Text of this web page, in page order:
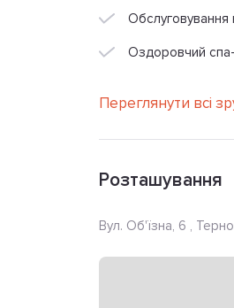
Обслуговування
Оздоровчий
Переглянути всі
Розташування
Вул. Об'їзна, 6 ,